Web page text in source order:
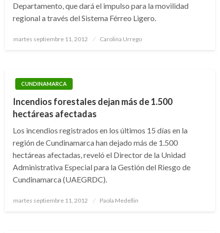
Departamento, que dará el impulso para la movilidad
regional a través del Sistema Férreo Ligero.
Publicado
martes septiembre 11, 2012 Carolina Urrego
CUNDINAMARCA
Incendios forestales dejan más de 1.500
hectáreas afectadas
Los incendios registrados en los últimos 15 días en la
región de Cundinamarca han dejado más de 1.500
hectáreas afectadas, reveló el Director de la Unidad
Administrativa Especial para la Gestión del Riesgo de
Cundinamarca (UAEGRDC).
Publicado
martes septiembre 11, 2012 Paola Medellin